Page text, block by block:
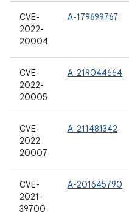
CVE-
2022-
20004
A-179699767
CVE-
2022-
20005
A-219044664
CVE-
2022-
20007
A-211481342
CVE-
2021-
39700
A-201645790